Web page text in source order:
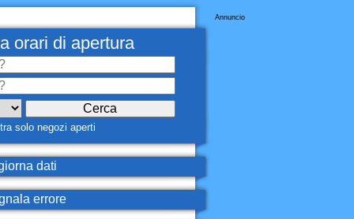
Annuncio
orari di apertura
solo negozi aperti
dati
errore